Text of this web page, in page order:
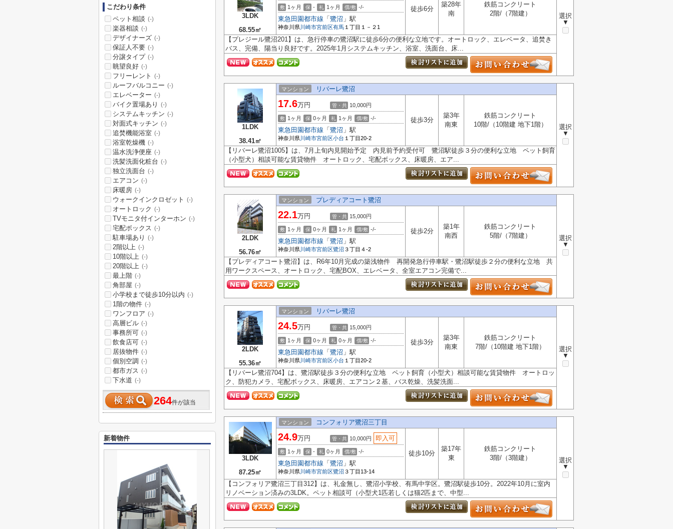
3LDK
68.55㎡
選択
▼
敷 1ヶ月 保 - 礼 1ヶ月 償/敷 -/-
東急田園都市線 「 鷺沼 」駅
神奈川県川崎市宮前区有馬 １丁目１－２1
徒歩6分
築28年
南
鉄筋コンクリート
2階/（7階建）
【プレジール鷺沼201】は、急行停車の鷺沼駅に徒歩6分の便利な立地です。オートロック、エレベータ、追焚き
バス、完備、陽当り良好です。2025年1月システムキッチン、浴室、洗面台、床...
1LDK
38.41㎡
マンション リバーレ鷺沼
選択
▼
17.6万円 管・共 10,000円
敷 1ヶ月 保 0ヶ月 礼 1ヶ月 償/敷 -/-
東急田園都市線 「 鷺沼 」駅
神奈川県川崎市宮前区小台 １丁目20-2
徒歩3分
築3年
南東
鉄筋コンクリート
10階/（10階建 地下1階）
【リバーレ鷺沼1005】は、7月上旬内見開始予定 内見前予約受付可 鷺沼駅徒歩３分の便利な立地 ペット飼育
（小型犬）相談可能な賃貸物件 オートロック、宅配ボックス、床暖房、エア...
2LDK
56.76㎡
マンション プレディアコート鷺沼
選択
▼
22.1万円 管・共 15,000円
敷 1ヶ月 保 0ヶ月 礼 1ヶ月 償/敷 -/-
東急田園都市線 「 鷺沼 」駅
神奈川県川崎市宮前区鷺沼 ３丁目４-2
徒歩2分
築1年
南西
鉄筋コンクリート
5階/（7階建）
【プレディアコート鷺沼】は、R6年10月完成の築浅物件 再開発急行停車駅・鷺沼駅徒歩２分の便利な立地 共
用ワークスペース、オートロック、宅配BOX、エレベータ、全室エアコン完備で...
2LDK
55.36㎡
マンション リバーレ鷺沼
選択
▼
24.5万円 管・共 15,000円
敷 1ヶ月 保 0ヶ月 礼 0ヶ月 償/敷 -/-
東急田園都市線 「 鷺沼 」駅
神奈川県川崎市宮前区小台 １丁目20-2
徒歩3分
築3年
南東
鉄筋コンクリート
7階/（10階建 地下1階）
【リバーレ鷺沼704】は、鷺沼駅徒歩３分の便利な立地 ペット飼育（小型犬）相談可能な賃貸物件 オートロッ
ク、防犯カメラ、宅配ボックス、床暖房、エアコン２基、バス乾燥、洗髪洗面...
3LDK
87.25㎡
マンション コンフォリア鷺沼三丁目
選択
▼
24.9万円 管・共 10,000円 即入可
敷 1ヶ月 保 - 礼 0ヶ月 償/敷 -/-
東急田園都市線 「 鷺沼 」駅
神奈川県川崎市宮前区鷺沼 ３丁目13-14
徒歩10分
築17年
東
鉄筋コンクリート
3階/（3階建）
【コンフォリア鷺沼三丁目312】は、礼金無し、鷺沼小学校、有馬中学区。鷺沼駅徒歩10分。2022年10月に室内
リノベーション済みの3LDK。ペット相談可（小型犬1匹若しくは猫2匹まで、中型...
こだわり条件
ペット相談 (-)
楽器相談 (-)
デザイナーズ (-)
保証人不要 (-)
分譲タイプ (-)
眺望良好 (-)
フリーレント (-)
ルーフバルコニー (-)
エレベーター (-)
バイク置場あり (-)
システムキッチン (-)
対面式キッチン (-)
追焚機能浴室 (-)
浴室乾燥機 (-)
温水洗浄便座 (-)
洗髪洗面化粧台 (-)
独立洗面台 (-)
エアコン (-)
床暖房 (-)
ウォークインクロゼット (-)
オートロック (-)
TVモニタ付インターホン (-)
宅配ボックス (-)
駐車場あり (-)
2階以上 (-)
10階以上 (-)
20階以上 (-)
最上階 (-)
角部屋 (-)
小学校まで徒歩10分以内 (-)
1階の物件 (-)
ワンフロア (-)
高層ビル (-)
事務所可 (-)
飲食店可 (-)
居抜物件 (-)
個別空調 (-)
都市ガス (-)
下水道 (-)
264件が該当
新着物件